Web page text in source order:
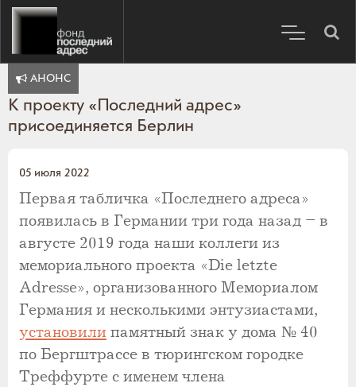
АНОНС
К проекту «Последний адрес»
присоединяется Берлин
05 июля 2022
Первая табличка «Последнего адреса»
появилась в Германии три года назад – в
августе 2019 года наши коллеги из
мемориального проекта «Die letzte
Adresse», организованного Мемориалом
Германия и несколькими энтузиастами,
установили памятный знак у дома № 40
по Бергштрассе в тюрингском городке
Треффурте с именем члена